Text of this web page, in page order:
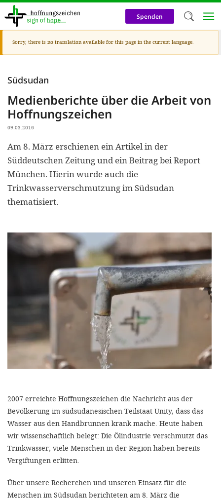
Skip
content
Spenden
Warning
message
Sorry, there is no translation available for this page in the current language.
Südsudan
Medienberichte über die Arbeit von
Hoffnungszeichen
09.03.2016
Am 8. März erschienen ein Artikel in der
Süddeutschen Zeitung und ein Beitrag bei Report
München. Hierin wurde auch die
Trinkwasserverschmutzung im Südsudan
thematisiert.
2007 erreichte Hoffnungszeichen die Nachricht aus der
Bevölkerung im südsudanesischen Teilstaat Unity, dass das
Wasser aus den Handbrunnen krank mache. Heute haben
wir wissenschaftlich belegt: Die Ölindustrie verschmutzt das
Trinkwasser; viele Menschen in der Region haben bereits
Vergiftungen erlitten.
Über unsere Recherchen und unseren Einsatz für die
Menschen im Südsudan berichteten am 8. März die
and
gain new
for our
accept
cookies
can
settings
'Cookie
AGREE